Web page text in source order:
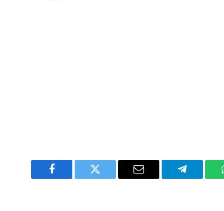
Facebook Twitter Email Telegram